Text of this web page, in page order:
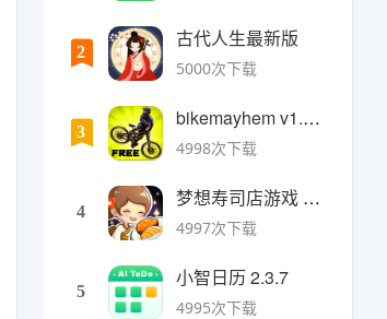
2
古代人生最新版
5000次下载
3
bikemayhem v1.6.2安卓版
4998次下载
4
梦想寿司店游戏 v4.14.1安卓版
4997次下载
5
小智日历 2.3.7
4995次下载